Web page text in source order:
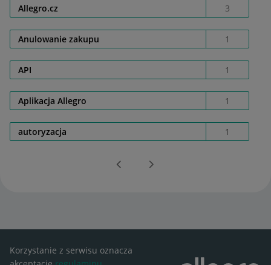
Allegro.cz 3
Anulowanie zakupu 1
API 1
Aplikacja Allegro 1
autoryzacja 1
Korzystanie z serwisu oznacza